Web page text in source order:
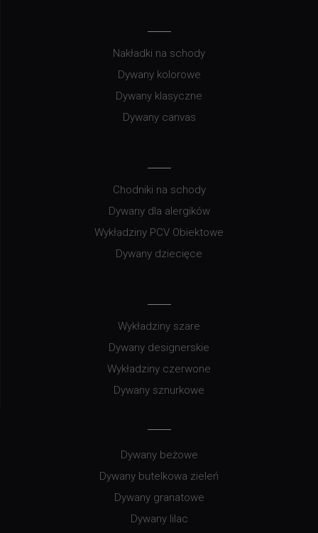
Nakładki na schody
Dywany kolorowe
Dywany klasyczne
Dywany canvas
Chodniki na schody
Dywany dla alergików
Wykładziny PCV Obiektowe
Dywany dziecięce
Wykładziny szare
Dywany designerskie
Wykładziny czerwone
Dywany sznurkowe
Dywany beżowe
Dywany butelkowa zieleń
Dywany granatowe
Dywany lilac